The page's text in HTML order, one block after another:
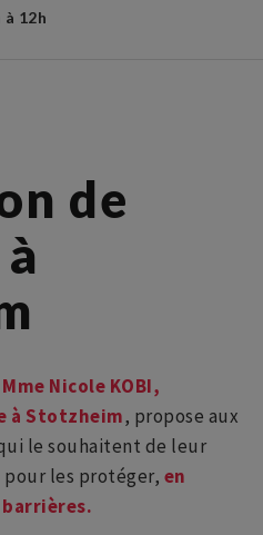
à 12h
de
Mme Nicole KOBI,
à Stotzheim, propose aux
le souhaitent de leur
les protéger, en